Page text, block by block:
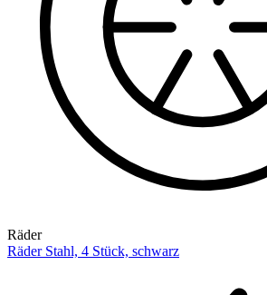
Räder
Räder Stahl, 4 Stück, schwarz